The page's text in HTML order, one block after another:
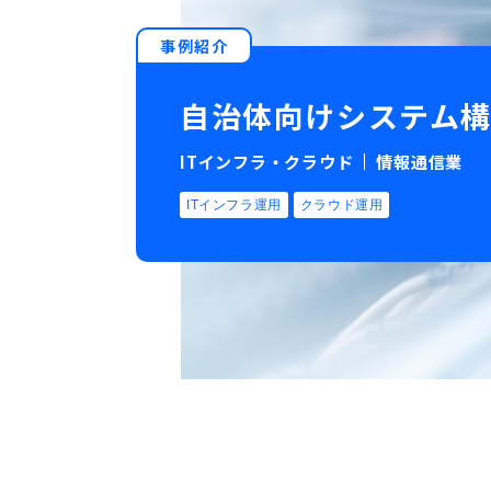
事例紹介
自治体向けシステム
ITインフラ・クラウド 情報通信業
ITインフラ運用 クラウド運用